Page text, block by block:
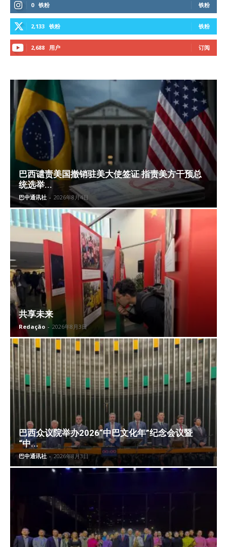
0 铁粉 铁粉
2,133 铁粉 铁粉
2,688 用户 订阅
巴西谴责美国撤销驻美大使签证 指责美方干预总
统选举...
巴中通讯社 - 2026年8月4日
共享未来
Redação - 2026年8月3日
巴西众议院举办2026“中巴文化年”纪念会议暨
“中...
巴中通讯社 - 2026年8月3日